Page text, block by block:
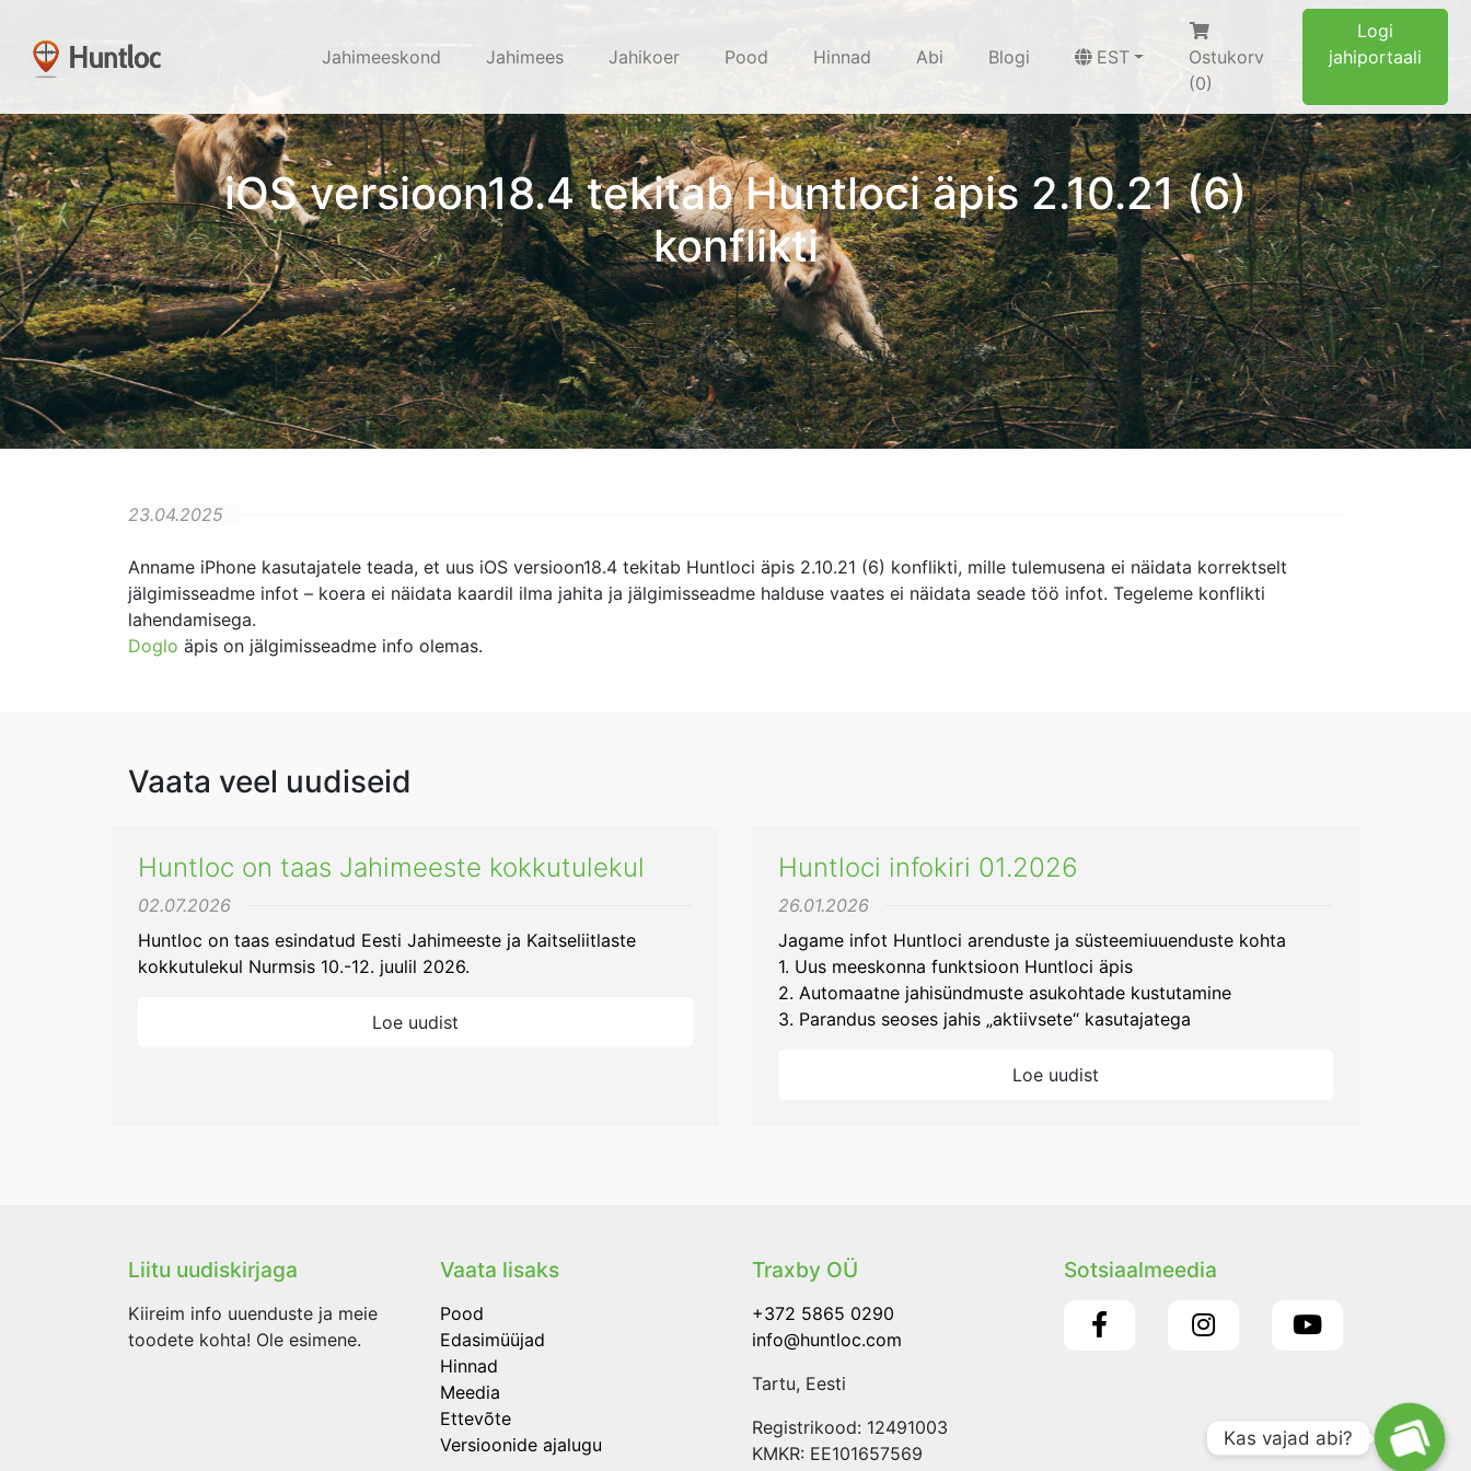
Jahimeeskond Jahimees Jahikoer Pood Hinnad Abi Blogi EST
Ostukorv
(0)
Logi
jahiportaali
iOS versioon18.4 tekitab Huntloci äpis 2.10.21 (6)
konflikti
23.04.2025
Anname iPhone kasutajatele teada, et uus iOS versioon18.4 tekitab Huntloci äpis 2.10.21 (6) konflikti, mille tulemusena ei näidata korrektselt
jälgimisseadme infot – koera ei näidata kaardil ilma jahita ja jälgimisseadme halduse vaates ei näidata seade töö infot. Tegeleme konflikti
lahendamisega.
Doglo äpis on jälgimisseadme info olemas.
Vaata veel uudiseid
Huntloc on taas Jahimeeste kokkutulekul
02.07.2026
Huntloc on taas esindatud Eesti Jahimeeste ja Kaitseliitlaste
kokkutulekul Nurmsis 10.-12. juulil 2026.
Loe uudist
Huntloci infokiri 01.2026
26.01.2026
Jagame infot Huntloci arenduste ja süsteemiuuenduste kohta
1. Uus meeskonna funktsioon Huntloci äpis
2. Automaatne jahisündmuste asukohtade kustutamine
3. Parandus seoses jahis „aktiivsete“ kasutajatega
Loe uudist
Liitu uudiskirjaga
Kiireim info uuenduste ja meie
toodete kohta! Ole esimene.
Vaata lisaks
Pood
Edasimüüjad
Hinnad
Meedia
Ettevõte
Versioonide ajalugu
Traxby OÜ
+372 5865 0290
info@huntloc.com
Tartu, Eesti
Registrikood: 12491003
KMKR: EE101657569
Sotsiaalmeedia
Kas vajad abi?